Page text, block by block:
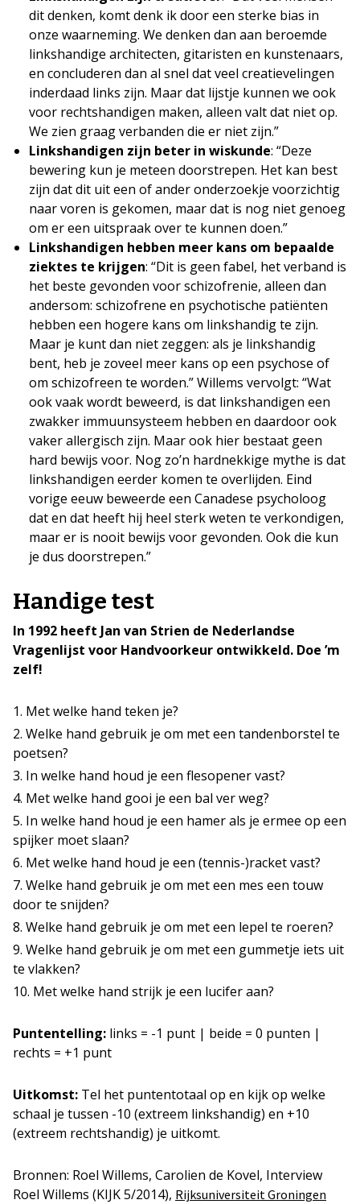
dit denken, komt denk ik door een sterke bias in
onze waarneming. We denken dan aan beroemde
linkshandige architecten, gitaristen en kunstenaars,
en concluderen dan al snel dat veel creatievelingen
inderdaad links zijn. Maar dat lijstje kunnen we ook
voor rechtshandigen maken, alleen valt dat niet op.
We zien graag verbanden die er niet zijn.”
Linkshandigen zijn beter in wiskunde: “Deze
bewering kun je meteen doorstrepen. Het kan best
zijn dat dit uit een of ander onderzoekje voorzichtig
naar voren is gekomen, maar dat is nog niet genoeg
om er een uitspraak over te kunnen doen.”
Linkshandigen hebben meer kans om bepaalde
ziektes te krijgen: “Dit is geen fabel, het verband is
het beste gevonden voor schizofrenie, alleen dan
andersom: schizofrene en psychotische patiënten
hebben een hogere kans om linkshandig te zijn.
Maar je kunt dan niet zeggen: als je linkshandig
bent, heb je zoveel meer kans op een psychose of
om schizofreen te worden.” Willems vervolgt: “Wat
ook vaak wordt beweerd, is dat linkshandigen een
zwakker immuunsysteem hebben en daardoor ook
vaker allergisch zijn. Maar ook hier bestaat geen
hard bewijs voor. Nog zo’n hardnekkige mythe is dat
linkshandigen eerder komen te overlijden. Eind
vorige eeuw beweerde een Canadese psycholoog
dat en dat heeft hij heel sterk weten te verkondigen,
maar er is nooit bewijs voor gevonden. Ook die kun
je dus doorstrepen.”
Handige test
In 1992 heeft Jan van Strien de Nederlandse
Vragenlijst voor Handvoorkeur ontwikkeld. Doe ’m
zelf!
Met welke hand teken je?
Welke hand gebruik je om met een tandenborstel te
poetsen?
In welke hand houd je een flesopener vast?
Met welke hand gooi je een bal ver weg?
In welke hand houd je een hamer als je ermee op een
spijker moet slaan?
Met welke hand houd je een (tennis-)racket vast?
Welke hand gebruik je om met een mes een touw
door te snijden?
Welke hand gebruik je om met een lepel te roeren?
Welke hand gebruik je om met een gummetje iets uit
te vlakken?
Met welke hand strijk je een lucifer aan?
Puntentelling: links = -1 punt | beide = 0 punten |
rechts = +1 punt
Uitkomst: Tel het puntentotaal op en kijk op welke
schaal je tussen -10 (extreem linkshandig) en +10
(extreem rechtshandig) je uitkomt.
Bronnen: Roel Willems, Carolien de Kovel, Interview
Roel Willems (KIJK 5/2014), Rijksuniversiteit Groningen